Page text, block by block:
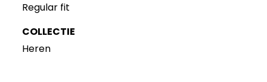
Regular fit
COLLECTIE
Heren